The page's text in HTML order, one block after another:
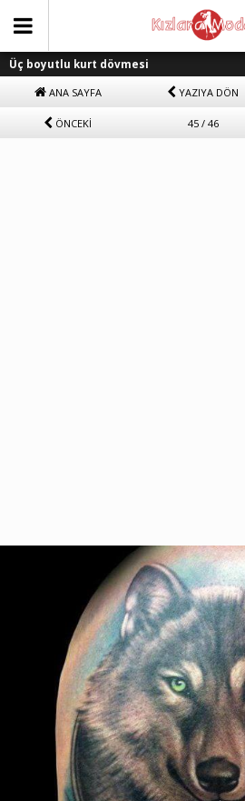
Üç boyutlu kurt dövmesi
ANA SAYFA YAZIYA DÖN
ÖNCEKİ 45 / 46